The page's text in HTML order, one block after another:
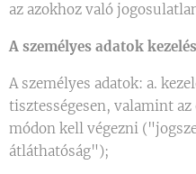
az azokhoz való
A személyes adatok
A személyes adatok: a.
tisztességesen, valamint
módon kell végezni
átláthatóság");